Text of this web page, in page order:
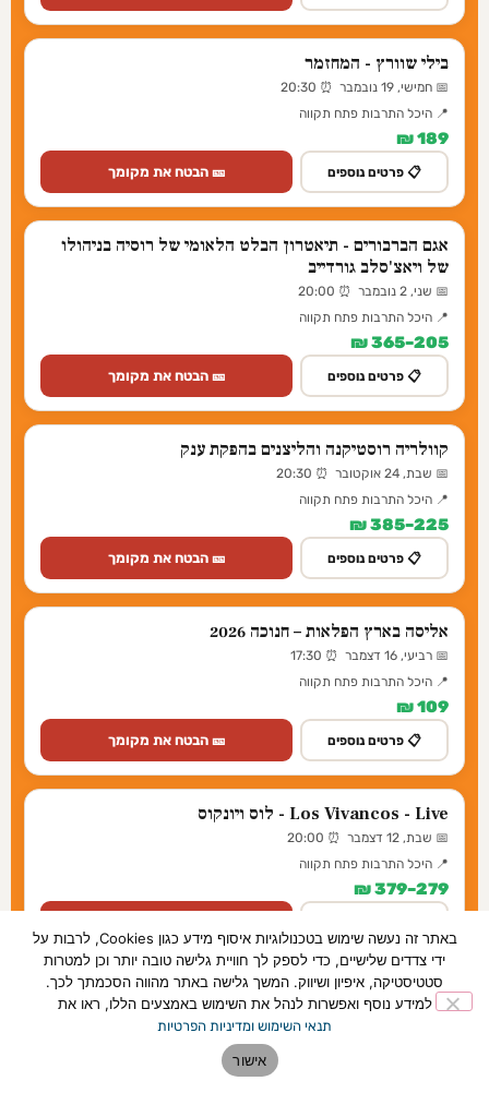
בילי שוורץ - המחזמר
📅 חמישי, 19 נובמבר ⏰ 20:30
📍 היכל התרבות פתח תקווה
189 ₪
📋 פרטים נוספים 🎫 הבטח את מקומך
אגם הברבורים - תיאטרון הבלט הלאומי של רוסיה בניהולו
של ויאצ'סלב גורדייב
📅 שני, 2 נובמבר ⏰ 20:00
📍 היכל התרבות פתח תקווה
205–365 ₪
📋 פרטים נוספים 🎫 הבטח את מקומך
קוולריה רוסטיקנה והליצנים בהפקת ענק
📅 שבת, 24 אוקטובר ⏰ 20:30
📍 היכל התרבות פתח תקווה
225–385 ₪
📋 פרטים נוספים 🎫 הבטח את מקומך
אליסה בארץ הפלאות – חנוכה 2026
📅 רביעי, 16 דצמבר ⏰ 17:30
📍 היכל התרבות פתח תקווה
109 ₪
📋 פרטים נוספים 🎫 הבטח את מקומך
Los Vivancos - Live - לוס ויונקוס
📅 שבת, 12 דצמבר ⏰ 20:00
📍 היכל התרבות פתח תקווה
279–379 ₪
אגדת הטנגו העולמי מרכוס אשלה - Tango Buenos
Aires
באתר זה נעשה שימוש בטכנולוגיות איסוף מידע כגון Cookies, לרבות על
ידי צדדים שלישיים, כדי לספק לך חוויית גלישה טובה יותר וכן למטרות
סטטיסטיקה, איפיון ושיווק. המשך גלישה באתר מהווה הסכמתך לכך.
למידע נוסף ואפשרות לנהל את השימוש באמצעים הללו, ראו את
תנאי השימוש ומדיניות הפרטיות
אישור